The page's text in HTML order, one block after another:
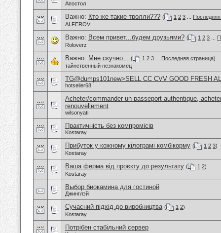
Апостол
Важно: Кто же такие тролли??? ( 1 2 3
ALFEROV
Важно: Всем привет...будем друзьями? ( 1 2 3
Roloverz
Важно: Мне скучно... ( 1 2 3 Последняя страница)
тайнственный незнакомец
TG@dumps101new>SELL CC CVV GOOD FRESH
hotseller68
Acheter/commander un passeport authentique,
renouvellement
wilsonyati
Практичність без компромісів
Kostaray
Прибуток у кожному кілограмі комбікорму ( 1 2 3)
Kostaray
Ваша ферма від проєкту до результату ( 1 2)
Kostaray
Выбор биокамина для гостиной
Джинглэй
Сучасний підхід до виробництва ( 1 2)
Kostaray
Потрібен стабільний сервер